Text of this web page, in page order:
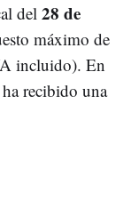
del28 de
máximo de
incluido). En
recibido una